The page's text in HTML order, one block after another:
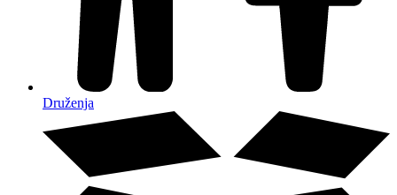
Druženja